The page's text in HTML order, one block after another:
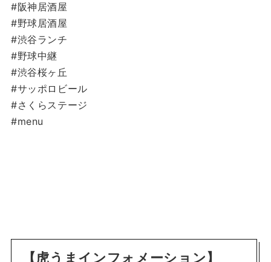
#阪神居酒屋
#野球居酒屋
#渋谷ランチ
#野球中継
#渋谷桜ヶ丘
#サッポロビール
#さくらステージ
#menu
【虎うまインフォメーション】